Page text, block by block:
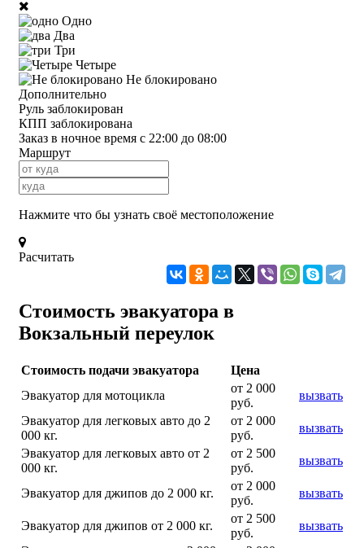
Одно
Два
Три
Четыре
Не блокировано
Дополнительно
Руль заблокирован
КПП заблокирована
Заказ в ночное время с 22:00 до 08:00
Маршрут
Нажмите что бы узнать своё местоположение
Расчитать
Стоимость эвакуатора в
Вокзальный переулок
Стоимость подачи эвакуатора
Цена
Эвакуатор для мотоцикла
от 2 000
руб.
вызвать
Эвакуатор для легковых авто до 2
000 кг.
от 2 000
руб.
вызвать
Эвакуатор для легковых авто от 2
000 кг.
от 2 500
руб.
вызвать
Эвакуатор для джипов до 2 000 кг.
от 2 000
руб.
вызвать
Эвакуатор для джипов от 2 000 кг.
от 2 500
руб.
вызвать